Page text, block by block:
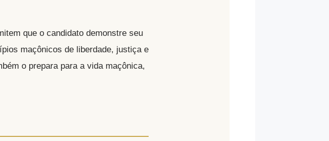
que o candidato demonstre seu
maçônicos de liberdade, justiça e
o prepara para a vida maçônica,